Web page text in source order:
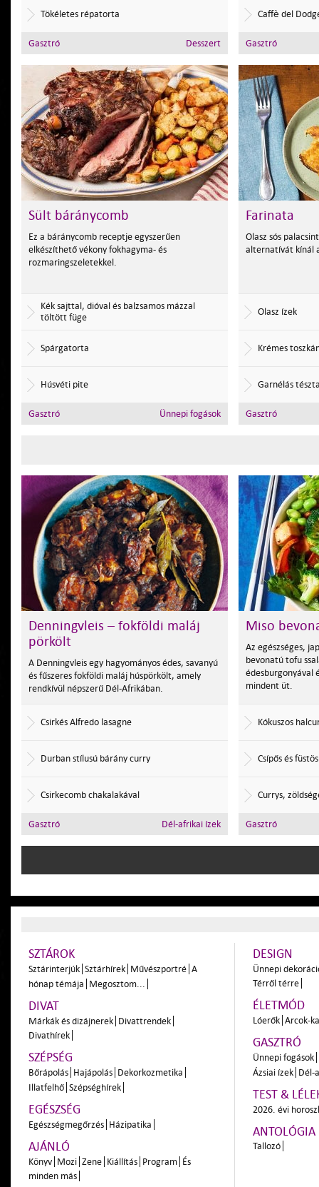
Tökéletes répatorta
Gasztró Desszert
Caffè del
Gasztró
Sült báránycomb
Ez a báránycomb receptje egyszerűen
elkészíthető vékony fokhagyma- és
rozmaringszeletekkel.
Kék sajttal, dióval és balzsamos mázzal
töltött füge
Spárgatorta
Húsvéti pite
Gasztró Ünnepi fogások
Farinata
Olasz sós
alternatívát kínál
Olasz ízek
Krémes
Garnélás
Gasztró
Denningvleis – fokföldi maláj
pörkölt
A Denningvleis egy hagyományos édes, savanyú
és fűszeres fokföldi maláj húspörkölt, amely
rendkívül népszerű Dél-Afrikában.
Csirkés Alfredo lasagne
Durban stílusú bárány curry
Csirkecomb chakalakával
Gasztró Dél-afrikai ízek
Miso
Az egészséges,
bevonatú tofu
édesburgonyával
mindent üt.
Kókuszos
Csípős és
Currys,
Gasztró
SZTÁROK
Sztárinterjúk Sztárhírek Művészportré A
hónap témája Megosztom...
DIVAT
Márkák és dizájnerek Divattrendek
Divathírek
SZÉPSÉG
Bőrápolás Hajápolás Dekorkozmetika
Illatfelhő Szépséghírek
EGÉSZSÉG
Egészségmegőrzés Házipatika
AJÁNLÓ
Könyv Mozi Zene Kiállítás Program És
minden más
DESIGN
Ünnepi
Térről térre
ÉLETMÓD
Lóerők Arcok-
GASZTRÓ
Ünnepi fogások
Ázsiai ízek Dél-
TEST &
2026. évi
ANTOLÓGIA
Tallozó